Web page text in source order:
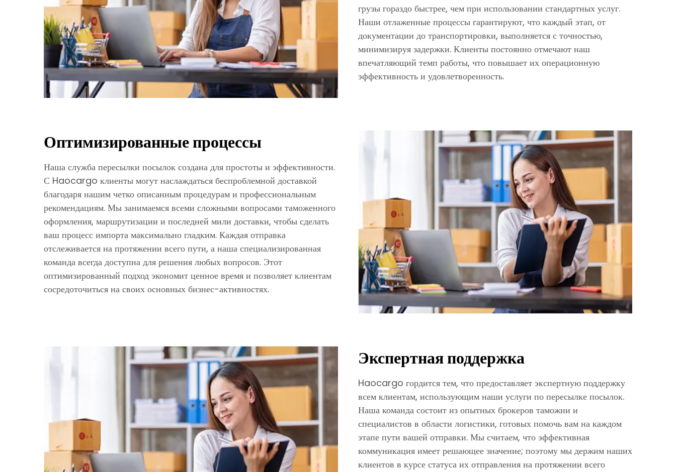
грузы гораздо быстрее, чем при использовании стандартных услуг.
Наши отлаженные процессы гарантируют, что каждый этап, от
документации до транспортировки, выполняется с точностью,
минимизируя задержки. Клиенты постоянно отмечают наш
впечатляющий темп работы, что повышает их операционную
эффективность и удовлетворенность.
Оптимизированные процессы
Наша служба пересылки посылок создана для простоты и эффективности.
С Haocargo клиенты могут наслаждаться беспроблемной доставкой
благодаря нашим четко описанным процедурам и профессиональным
рекомендациям. Мы занимаемся всеми сложными вопросами таможенного
оформления, маршрутизации и последней мили доставки, чтобы сделать
ваш процесс импорта максимально гладким. Каждая отправка
отслеживается на протяжении всего пути, а наша специализированная
команда всегда доступна для решения любых вопросов. Этот
оптимизированный подход экономит ценное время и позволяет клиентам
сосредоточиться на своих основных бизнес-активностях.
Экспертная поддержка
Haocargo гордится тем, что предоставляет экспертную поддержку
всем клиентам, использующим наши услуги по пересылке посылок.
Наша команда состоит из опытных брокеров таможни и
специалистов в области логистики, готовых помочь вам на каждом
этапе пути вашей отправки. Мы считаем, что эффективная
коммуникация имеет решающее значение; поэтому мы держим наших
клиентов в курсе статуса их отправления на протяжении всего